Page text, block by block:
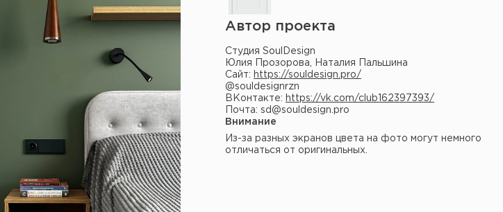
Автор проекта
Студия SoulDesign
Юлия Прозорова, Наталия Пальшина
Сайт: https://souldesign.pro/
@souldesignrzn
ВКонтакте: https://vk.com/club162397393/
Почта: sd@souldesign.pro
Внимание
Из-за разных экранов цвета на фото могут немного
отличаться от оригинальных.